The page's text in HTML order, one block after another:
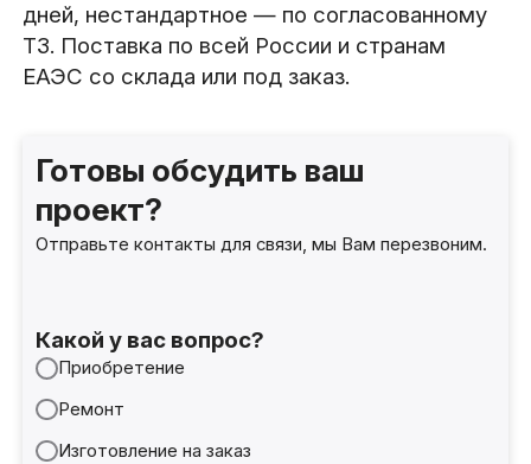
дней, нестандартное — по согласованному
ТЗ. Поставка по всей России и странам
ЕАЭС со склада или под заказ.
Готовы обсудить ваш
проект?
Отправьте контакты для связи, мы Вам перезвоним.
Какой у вас вопрос?
Приобретение
Ремонт
Изготовление на заказ